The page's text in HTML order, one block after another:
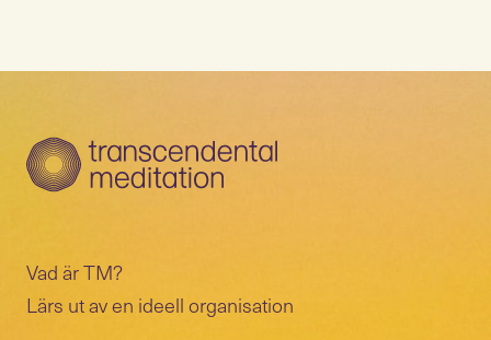
lärare, administration, lokalhyror,
Vad är TM?
Lärs ut av en ideell organisation